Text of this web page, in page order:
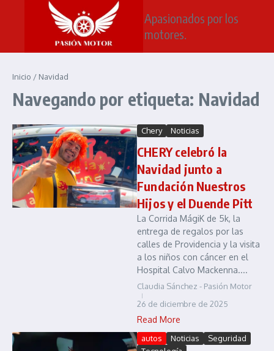
Saltar al contenido
Apasionados por los
motores.
Inicio / Navidad
Navegando por etiqueta: Navidad
Chery Noticias
CHERY celebró la
Navidad junto a
Fundación Nuestros
Hijos y el Duende Pitt
La Corrida MágiK de 5k, la
entrega de regalos por las
calles de Providencia y la visita
a los niños con cáncer en el
Hospital Calvo Mackenna....
Claudia Sánchez - Pasión Motor
26 de diciembre de 2025
Read More
autos Noticias
Seguridad